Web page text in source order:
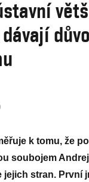
k tomu, že
soubojem
jejich stran. První